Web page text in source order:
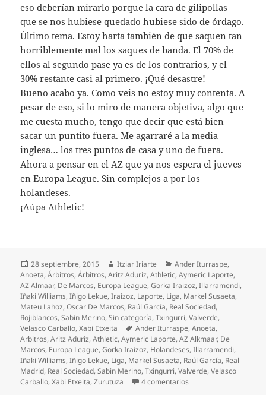
eso deberían mirarlo porque la cara de gilipollas
que se nos hubiese quedado hubiese sido de órdago.
Último tema. Estoy harta también de que saquen tan
horriblemente mal los saques de banda. El 70% de
ellos al segundo pase ya es de los contrarios, y el
30% restante casi al primero. ¡Qué desastre!
Bueno acabo ya. Como veis no estoy muy contenta. A
pesar de eso, si lo miro de manera objetiva, algo que
me cuesta mucho, tengo que decir que está bien
sacar un puntito fuera. Me agarraré a la media
inglesa… los tres puntos de casa y uno de fuera.
Ahora a pensar en el AZ que ya nos espera el jueves
en Europa League. Sin complejos a por los
holandeses.
¡Aúpa Athletic!
Publicado
el
28 septiembre, 2015 Autor
Itziar Iriarte Categorías
Ander Iturraspe,
Anoeta,Árbitros,Árbitros,Aritz Aduriz,Athletic,Aymeric Laporte,
AZ Almaar, De Marcos, Europa League,Gorka Iraizoz,Illarramendi,
Iñaki Williams,Iñigo Lekue,Iraizoz, Laporte, Liga, Markel Susaeta,
Mateu Lahoz,Oscar De Marcos, Raúl García, Real Sociedad,
Rojiblancos,Sabin Merino,Sin categoría,Txingurri,Valverde,
Velasco Carballo,Xabi Etxeita Etiquetas
Ander Iturraspe,Anoeta,
Arbitros,Aritz Aduriz,Athletic,Aymeric Laporte,AZ Alkmaar, De
Marcos, Europa League,Gorka Iraizoz, Holandeses,Illarramendi,
Iñaki Williams,Iñigo Lekue, Liga, Markel Susaeta, Raúl García, Real
Madrid, Real Sociedad,Sabin Merino,Txingurri,Valverde,Velasco
Carballo,Xabi Etxeita,Zurutuza 4 comentarios